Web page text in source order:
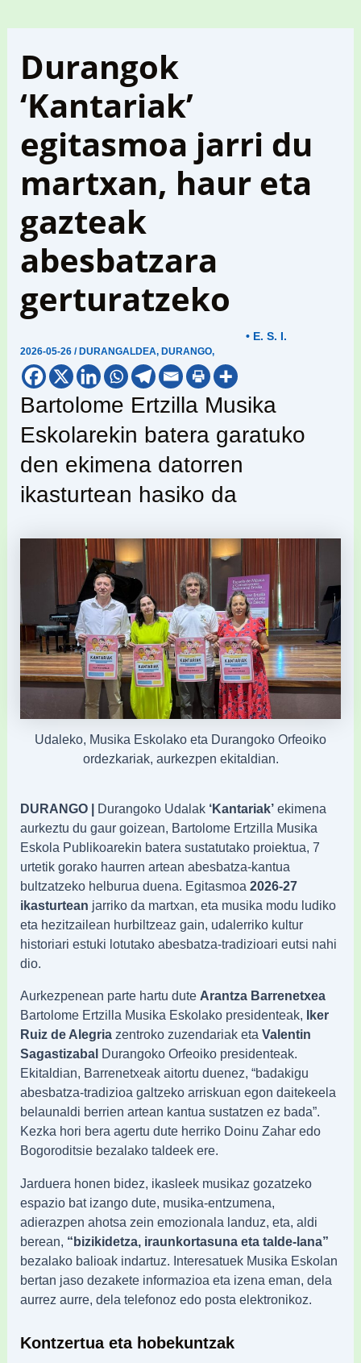
Durangok
‘Kantariak’
egitasmoa jarri du
martxan, haur eta
gazteak
abesbatzara
gerturatzeko
2026-05-26/ DURANGALDEA, DURANGO,
• E. S. I.
Bartolome Ertzilla Musika
Eskolarekin batera garatuko
den ekimena datorren
ikasturtean hasiko da
Udaleko, Musika Eskolako eta Durangoko Orfeoiko
ordezkariak, aurkezpen ekitaldian.
DURANGO | Durangoko Udalak ‘Kantariak’ ekimena
aurkeztu du gaur goizean, Bartolome Ertzilla Musika
Eskola Publikoarekin batera sustatutako proiektua, 7
urtetik gorako haurren artean abesbatza-kantua
bultzatzeko helburua duena. Egitasmoa2026-27
ikasturtean jarriko da martxan, eta musika modu ludiko
eta hezitzailean hurbiltzeaz gain, udalerriko kultur
historiari estuki lotutako abesbatza-tradizioari eutsi nahi
dio.
Aurkezpenean parte hartu dute Arantza Barrenetxea
Bartolome Ertzilla Musika Eskolako presidenteak, Iker
Ruiz de Alegria zentroko zuzendariak etaValentin
Sagastizabal Durangoko Orfeoiko presidenteak.
Ekitaldian, Barrenetxeak aitortu duenez, “badakigu
abesbatza-tradizioa galtzeko arriskuan egon daitekeela
belaunaldi berrien artean kantua sustatzen ez bada”.
Kezka hori bera agertu dute herriko Doinu Zahar edo
Bogoroditsie bezalako taldeek ere.
Jarduera honen bidez, ikasleek musikaz gozatzeko
espazio bat izango dute, musika-entzumena,
adierazpen ahotsa zein emozionala landuz, eta, aldi
berean, “bizikidetza, iraunkortasuna eta talde-lana”
bezalako balioak indartuz. Interesatuek Musika Eskolan
bertan jaso dezakete informazioa eta izena eman, dela
aurrez aurre, dela telefonoz edo posta elektronikoz.
Kontzertua eta hobekuntzak